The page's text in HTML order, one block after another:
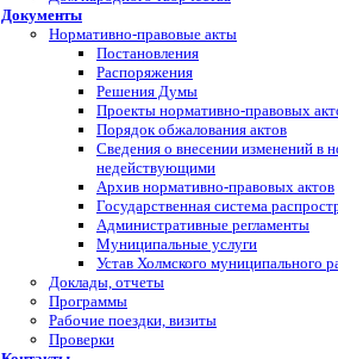
Документы
Нормативно-правовые акты
Постановления
Распоряжения
Решения Думы
Проекты нормативно-правовых
Порядок обжалования актов
Сведения о внесении изменений в
недействующими
Архив нормативно-правовых актов
Государственная система
Административные регламенты
Муниципальные услуги
Устав Холмского муниципального
Доклады, отчеты
Программы
Рабочие поездки, визиты
Проверки